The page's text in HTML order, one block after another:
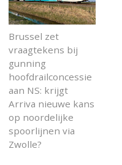
Brussel zet
vraagtekens bij
gunning
hoofdrailconcessie
aan NS: krijgt
Arriva nieuwe kans
op noordelijke
spoorlijnen via
Zwolle?